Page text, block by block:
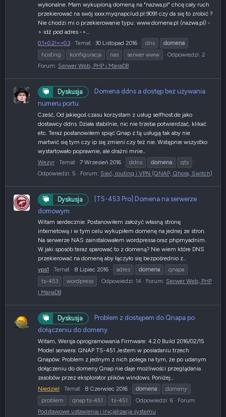
wykonalne. Mam wykupioną domeną na "nazwa.pl" chcę cały ruch
przekierować na swój xxxx.myqnapclud.pl:9091 czy da się to zrobić ?
Nie chodzi mi o przekierowanie typu: www.domena.pl (nazwa.pl) -
> idź pod adres ->...
0.1+0.2!==0.3
Temat 30 Listopad 2016 dns
domena
hosting
konfiguracja nas serwer www
Odpowiedzi: 2
Forum: Serwer Web, PHP i MariaDB
Dyskusja
Domena ddns a dostęp bez używania
numeru portu.
Cześć, Od jakiegoś czasu korzystam z usług selfhost.de jako
dostawcy ddns. Działa stabilnie, nic nie trzeba potwierdzać, klikać
etc. Teraz postanowiłem spiąć Qnap z tą usługą tak aby nie
martwić się tym czy ip się zmieni czy też nie. Wstępnie wszystko
wystartowało poprawnie, ale drażni mnie...
Wezyr
Temat 7 Wrzesień 2016 ddns domena
qts
Odpowiedzi: 5
Forum: Sieć, routing i VPN (QNAP, Qhora, Switch)
Dyskusja
[TS-453 Pro] Domena na serwerze
domowym
Witam serdecznie. Postanowiłem założyć własną stronę
internetową i w tym celu wykupiłem domenę na jednej ze stron.
Na serwerze NAS zainstalowałem wordpressa oraz phpmyadnim.
W jaki sposób teraz sparować to z domeną? Nie wiem które DNS
przekierować na domenę aby łączyło się bezpośrednio z...
vps1
Temat 8 Lipiec 2016 adres domena
qnapa
ts-453
wordpress Odpowiedzi: 14 Forum: Serwer Web, PHP
i MariaDB
Dyskusja
Problem z dostępem do Qnapa po
dołączeniu do domeny
Witam, Wersja oprogramowania Firmware: 4.2.0 Build 2016/02/15
Model serwera: QNAP TS-451 Jestem w posiadaniu trzech
Qnapów. Problem z jednym z nich polega na tym, że po udanym
dołączeniu do domeny Qnap nie daje możliwości przeglądania
zasobów przez eksplorator plików windows. Poniżej...
Niedziel
Temat 8 Czerwiec 2016 domena
domeny
problem
qnap ts-451 ts-451 Odpowiedzi: 6
Forum:
Podstawowe ustawienia i inicjalizacja systemu